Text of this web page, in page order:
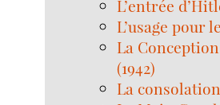
L’entrée
L’usage pour
La
(1942)
La